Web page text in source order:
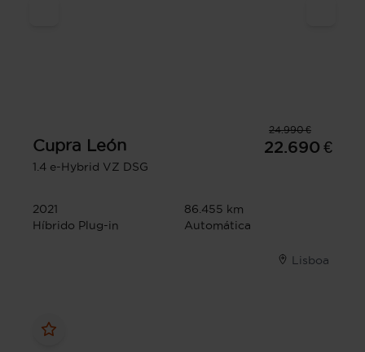
24.990 €
Cupra León
1.4 e-Hybrid VZ DSG
22.690 €
2021
86.455 km
Híbrido Plug-in
Automática
Lisboa